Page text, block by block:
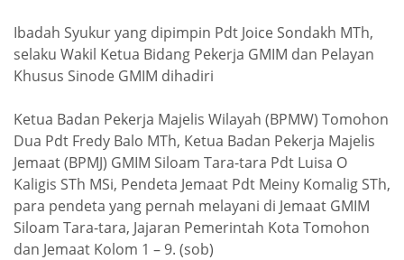
Ibadah Syukur yang dipimpin Pdt Joice Sondakh MTh,
selaku Wakil Ketua Bidang Pekerja GMIM dan Pelayan
Khusus Sinode GMIM dihadiri
Ketua Badan Pekerja Majelis Wilayah (BPMW) Tomohon
Dua Pdt Fredy Balo MTh, Ketua Badan Pekerja Majelis
Jemaat (BPMJ) GMIM Siloam Tara-tara Pdt Luisa O
Kaligis STh MSi, Pendeta Jemaat Pdt Meiny Komalig STh,
para pendeta yang pernah melayani di Jemaat GMIM
Siloam Tara-tara, Jajaran Pemerintah Kota Tomohon
dan Jemaat Kolom 1 – 9. (sob)